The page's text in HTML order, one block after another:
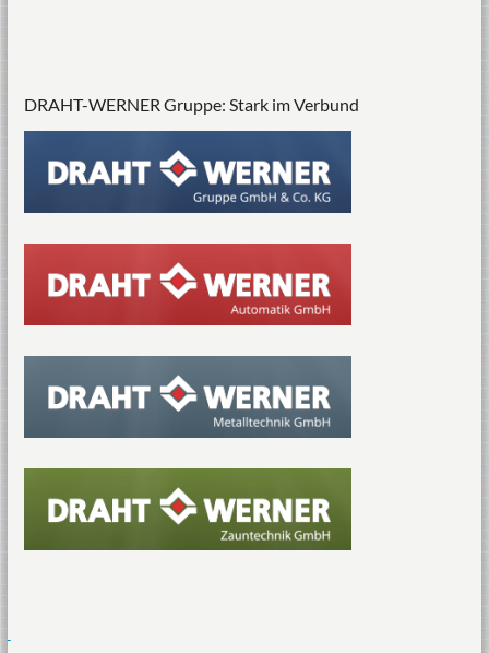
DRAHT-WERNER Gruppe: Stark im Verbund